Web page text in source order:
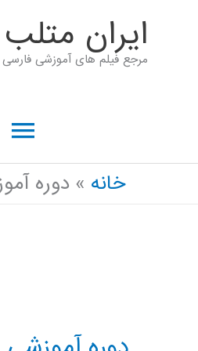
ايران متلب
مرجع فیلم های آموزشی
خانه دوره